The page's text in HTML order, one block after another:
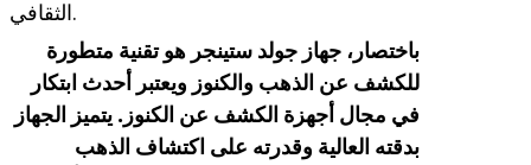
الثقافي.
باختصار، جهاز جولد ستينجر هو تقنية متطورة
للكشف عن الذهب والكنوز ويعتبر أحدث ابتكار
في مجال أجهزة الكشف عن الكنوز. يتميز الجهاز
بدقته العالية وقدرته على اكتشاف الذهب